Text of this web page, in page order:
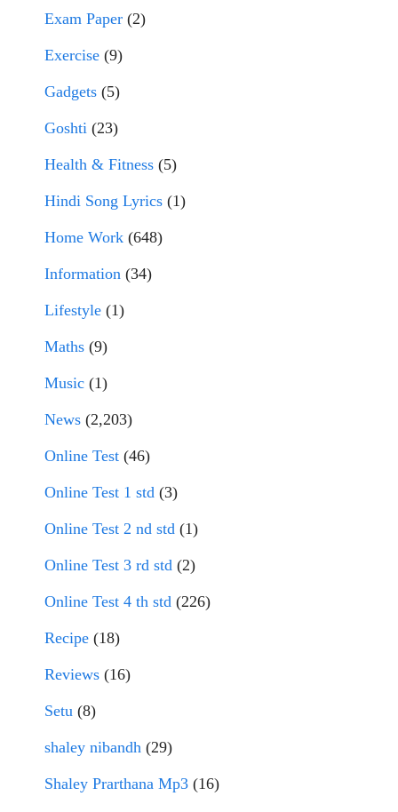
Exam Paper (2)
Exercise (9)
Gadgets (5)
Goshti (23)
Health & Fitness (5)
Hindi Song Lyrics (1)
Home Work (648)
Information (34)
Lifestyle (1)
Maths (9)
Music (1)
News (2,203)
Online Test (46)
Online Test 1 std (3)
Online Test 2 nd std (1)
Online Test 3 rd std (2)
Online Test 4 th std (226)
Recipe (18)
Reviews (16)
Setu (8)
shaley nibandh (29)
Shaley Prarthana Mp3 (16)